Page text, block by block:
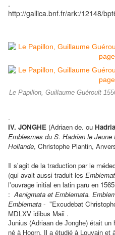
.
http://gallica.bnf.fr/ark:/12148/
Le Papillon, Guillaume Guéroult
IV. JONGHE (Adriaen de. ou
Emblesmes du S. Hadrian le
Hollande, Christophe Plantin,
Il s'agit de la traduction par le
(qui avait aussi traduit les
l'ouvrage initial en latin paru en
: Aenigmata et Emblemata.
Emblemata - "Excudebat
MDLXV idibus Maii .
Junius (Adriaan de Jonghe) était
né à Hoorn. Il a étudié à Louvain et